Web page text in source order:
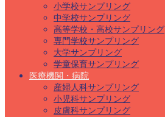
小学校サンプリング
中学校サンプリング
高等学校・高校サンプリング
専門学校サンプリング
大学サンプリング
学童保育サンプリング
医療機関・病院
産婦人科サンプリング
小児科サンプリング
皮膚科サンプリング